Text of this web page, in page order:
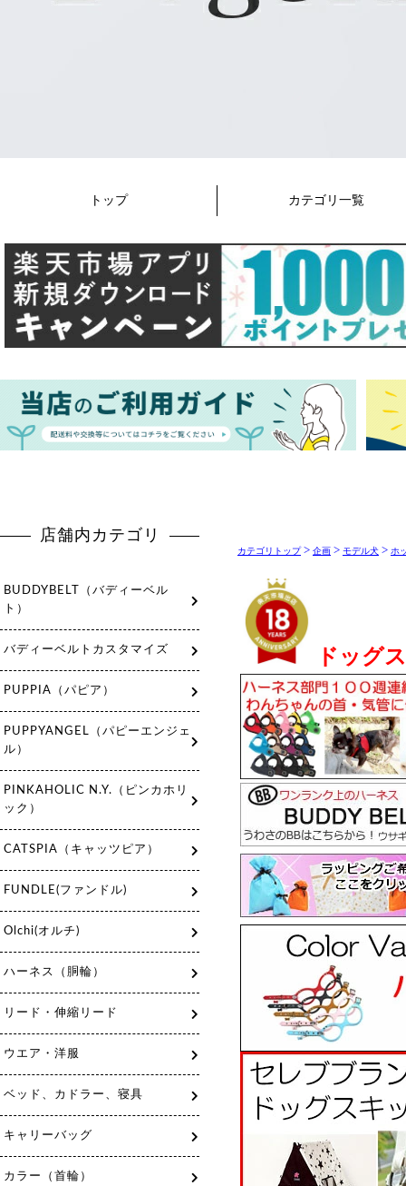
カテゴリトップ> 企画 > モデル犬 > ホ
ドッグ